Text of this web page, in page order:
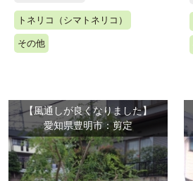
トネリコ（シマトネリコ）
その他
【風通しが良くなりました】
愛知県豊明市：剪定